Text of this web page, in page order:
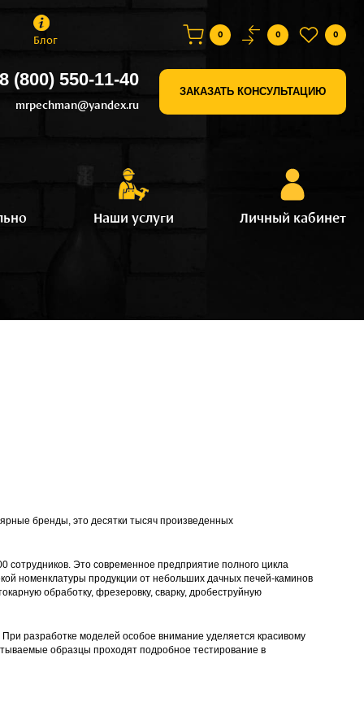
Блог 0 0 0
8 (800) 550-11-40
mrpechman@yandex.ru
ЗАКАЗАТЬ КОНСУЛЬТАЦИЮ
Наши услуги Личный кабинет
бренды, это десятки тысяч произведенных
сотрудников. Это современное предприятие полного цикла
номенклатуры продукции от небольших дачных печей-каминов
обработку, фрезеровку, сварку, дробеструйную
разработке моделей особое внимание уделяется красивому
образцы проходят подробное тестирование в